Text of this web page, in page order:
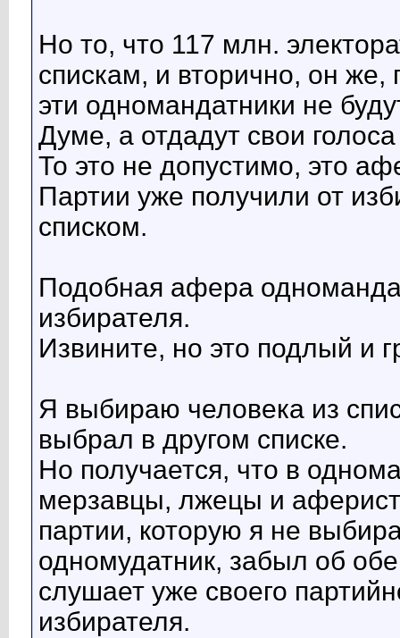
Но то, что 117 млн.
спискам, и вторично, он
эти одномандатники не
Думе, а отдадут свои
То это не допустимо, это
Партии уже получили от
списком.
Подобная афера
избирателя.
Извините, но это подлый и
Я выбираю человека из
выбрал в другом списке.
Но получается, что в
мерзавцы, лжецы и
партии, которую я не
одномудатник, забыл об
слушает уже своего
избирателя.